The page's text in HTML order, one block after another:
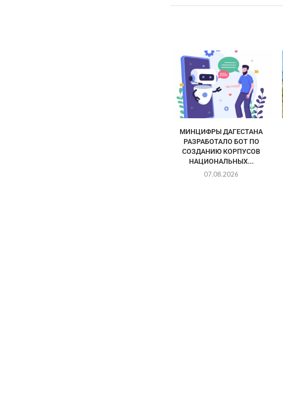
МИНЦИФРЫ ДАГЕСТАНА
РАЗРАБОТАЛО БОТ ПО
СОЗДАНИЮ КОРПУСОВ
НАЦИОНАЛЬНЫХ...
07.08.2026